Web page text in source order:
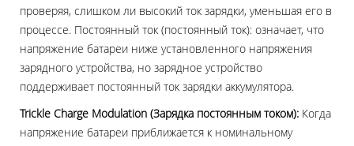
проверяя, слишком ли высокий ток зарядки, уменьшая его в
процессе. Постоянный ток (постоянный ток): означает, что
напряжение батареи ниже установленного напряжения
зарядного устройства, но зарядное устройство
поддерживает постоянный ток зарядки аккумулятора.
Trickle Charge Modulation (Зарядка постоянным током): Когда
напряжение батареи приближается к номинальному